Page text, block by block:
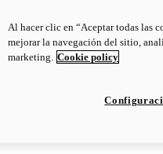
Al hacer clic en “Aceptar todas las
mejorar la navegación del sitio,
marketing. Cookie policy